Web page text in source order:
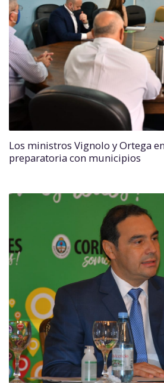
Los ministros Vignolo y Ortega
preparatoria con municipios